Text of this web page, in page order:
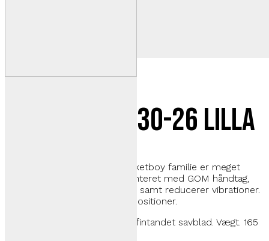
Pocketboy 130-26 lilla
Hele serien i den alsidige Pocketboy familie er meget
kompakte. Savene er alle monteret med GOM håndtag,
der er behagelige at holde på, samt reducerer vibrationer.
Savbladene kan indstilles i 2 positioner.
Lilla håndtag, 130 mm. ekstra fintandet savblad. Vægt. 165